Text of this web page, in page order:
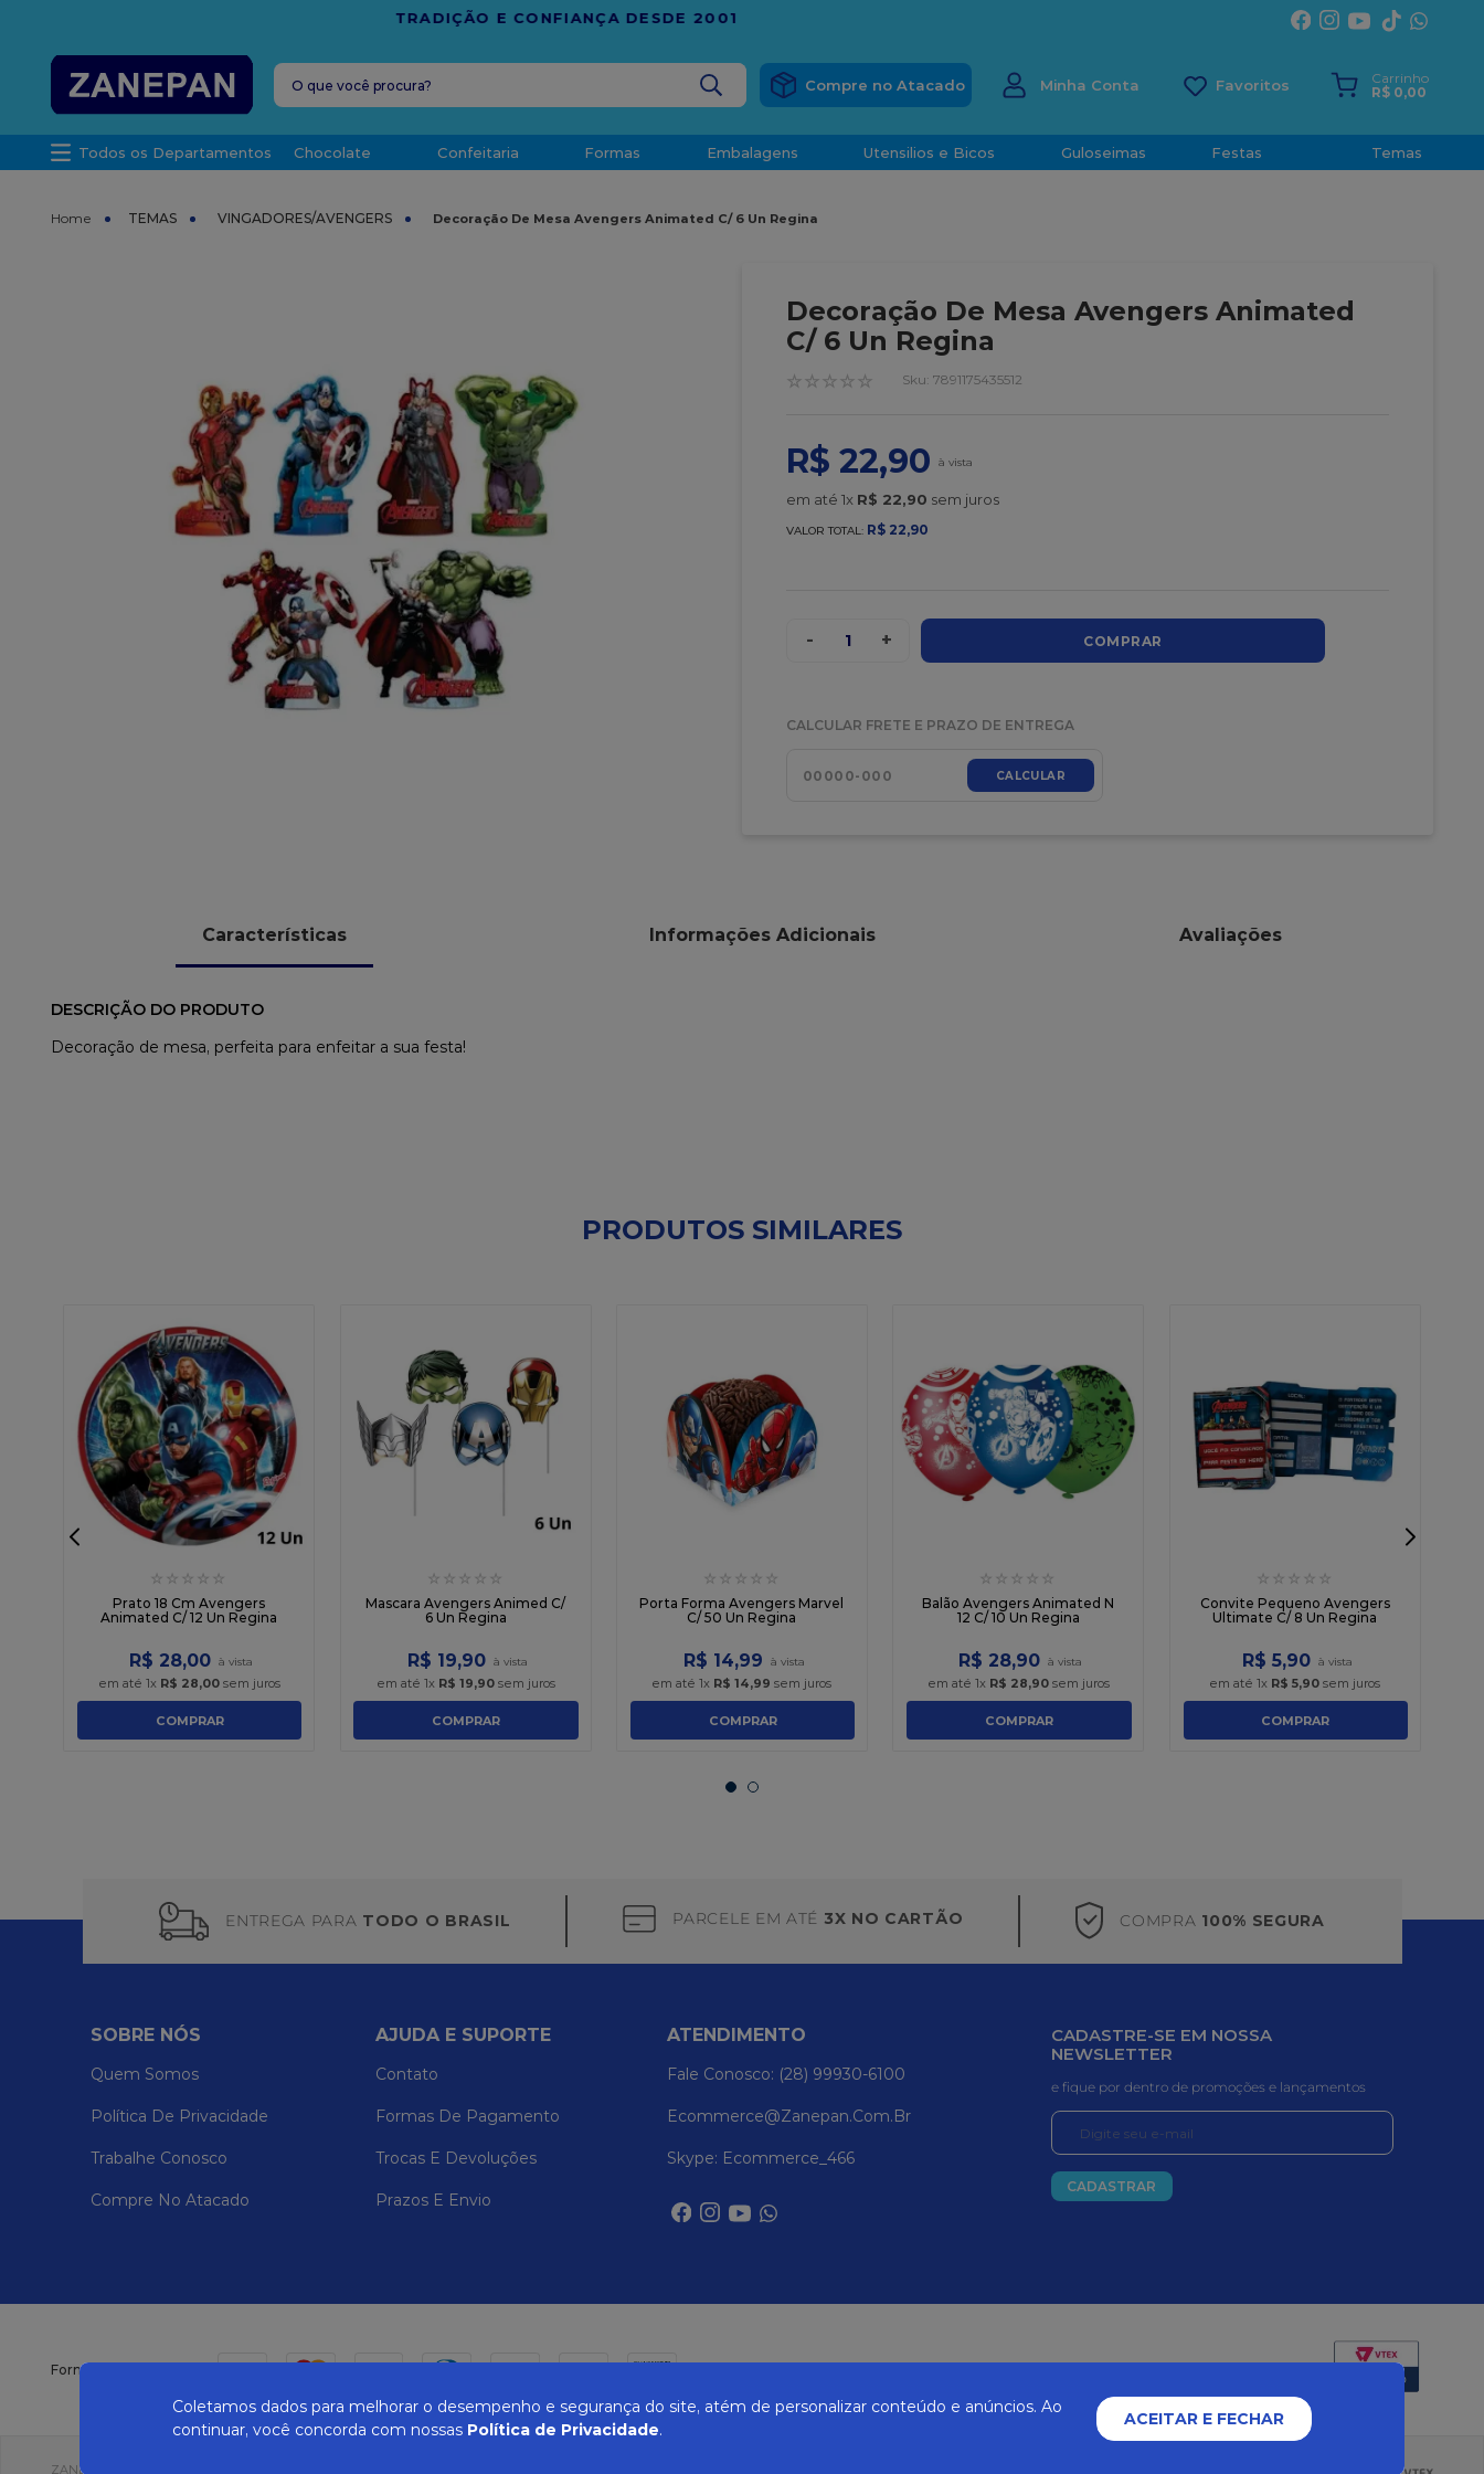
FRETE GRÁTISEM COMPRAS ACIMA DE R$ 1.000,00 PARA O ESPÍRITO SANTO
O que você procura?
Minha Conta
Carrinho
R$ 0,00
Todos os Departamentos Chocolate Confeitaria Formas Embalagens Utensilios e Bicos Guloseimas Festas Temas
TEMAS VINGADORES/AVENGERS Decoração De Mesa Avengers Animated C/ 6 Un Regina
Decoração De Mesa Avengers Animated
C/ 6 Un Regina
☆ ☆ ☆ ☆ ☆ : 7891175435512
R$ 22,90
em até 1x R$ 22,90 sem juros
VALOR TOTAL: R$ 22,90
- 1 + COMPRAR
CALCULAR FRETE E PRAZO DE ENTREGA
CALCULAR
Características Informações Adicionais Avaliações
DESCRIÇÃO DO PRODUTO
Decoração de mesa, perfeita para enfeitar a sua festa!
PRODUTOS SIMILARES
☆ ☆ ☆ ☆ ☆
Prato 18 Cm Avengers
Animated C/ 12 Un Regina
R$ 28,00
em até 1x R$ 28,00sem juros
COMPRAR
☆ ☆ ☆ ☆ ☆
Mascara Avengers Animed C/
6 Un Regina
R$ 19,90
em até 1x R$ 19,90sem juros
COMPRAR
☆ ☆ ☆ ☆ ☆
Porta Forma Avengers Marvel
C/ 50 Un Regina
R$ 14,99
em até1x R$ 14,99 sem juros
COMPRAR
☆ ☆ ☆ ☆ ☆
Balão Avengers Animated N
12 C/ 10 Un Regina
R$ 28,90
em até 1x R$ 28,90sem juros
COMPRAR
☆ ☆ ☆ ☆ ☆
Convite Pequeno Avengers
Ultimate C/ 8 Un Regina
R$ 5,90
em até1x R$ 5,90 sem juros
COMPRAR
ENTREGA PARA TODO O BRASIL PARCELE EM ATÉ 3X NO CARTÃO COMPRA 100% SEGURA
SOBRE NÓS
Quem Somos
Política De Privacidade
Trabalhe Conosco
Compre No Atacado
AJUDA E SUPORTE
Contato
Formas De Pagamento
Trocas E Devoluções
Prazos E Envio
ATENDIMENTO
Fale Conosco: (28) 99930-6100
Ecommerce@zanepan.com.br
Skype: Ecommerce_466
CADASTRE-SE EM NOSSA
NEWSLETTER
e fique por dentro de promoções e lançamentos
CADASTRAR
Formas de pagamento
ZANEPAN 2022 | CNPJ: 04.319.228/0001-08 | AVENIDA MAURO MIRANDA MADUREIRA, 514 - ELPÍDIO VOLPINI - CACHOEIRO DE ITAPEMIRIM - ES | CEP 29309-712
Coletamos dados para melhorar o desempenho e segurança do site, atém de personalizar conteúdo e anúncios. Ao
continuar, você concorda com nossas Política de Privacidade.
ACEITAR E FECHAR
caixa
7º
vabene
8º
granulado
9 º
caixa kraft
10º chocolate